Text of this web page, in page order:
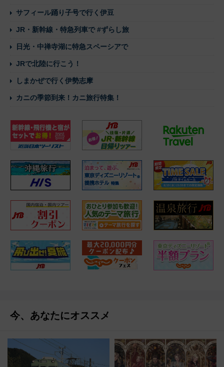
サフィール踊り子号で行く伊豆
JR・新幹線・特急列車で #ずらし旅
日光・中禅寺湖に特急スペーシアで
JRで北陸に行こう！
しまかぜで行く伊勢志摩
カニの季節到来！カニ旅行特集！
今、あなたにオススメ